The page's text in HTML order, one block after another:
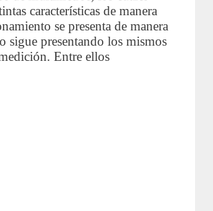
características de manera
se presenta de manera
sigue presentando los mismos
Entre ellos